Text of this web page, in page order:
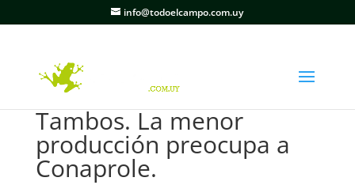
info@todoelcampo.com.uy
Tambos. La menor
producción preocupa a
Conaprole.